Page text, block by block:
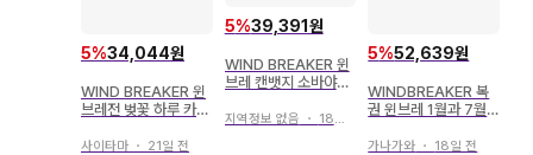
5%34,044원
WIND BREAKER 윈
브레전 벚꽃 하루 카노
사이타마 ・ 21일 전
5%39,391원
WIND BREAKER 윈
브레 캔뱃지 소바야시
지역정보 없음 ・ 18일 전
5%52,639원
WINDBREAKER 복
권 윈브레 1월과 7월
가나가와 ・ 18일 전